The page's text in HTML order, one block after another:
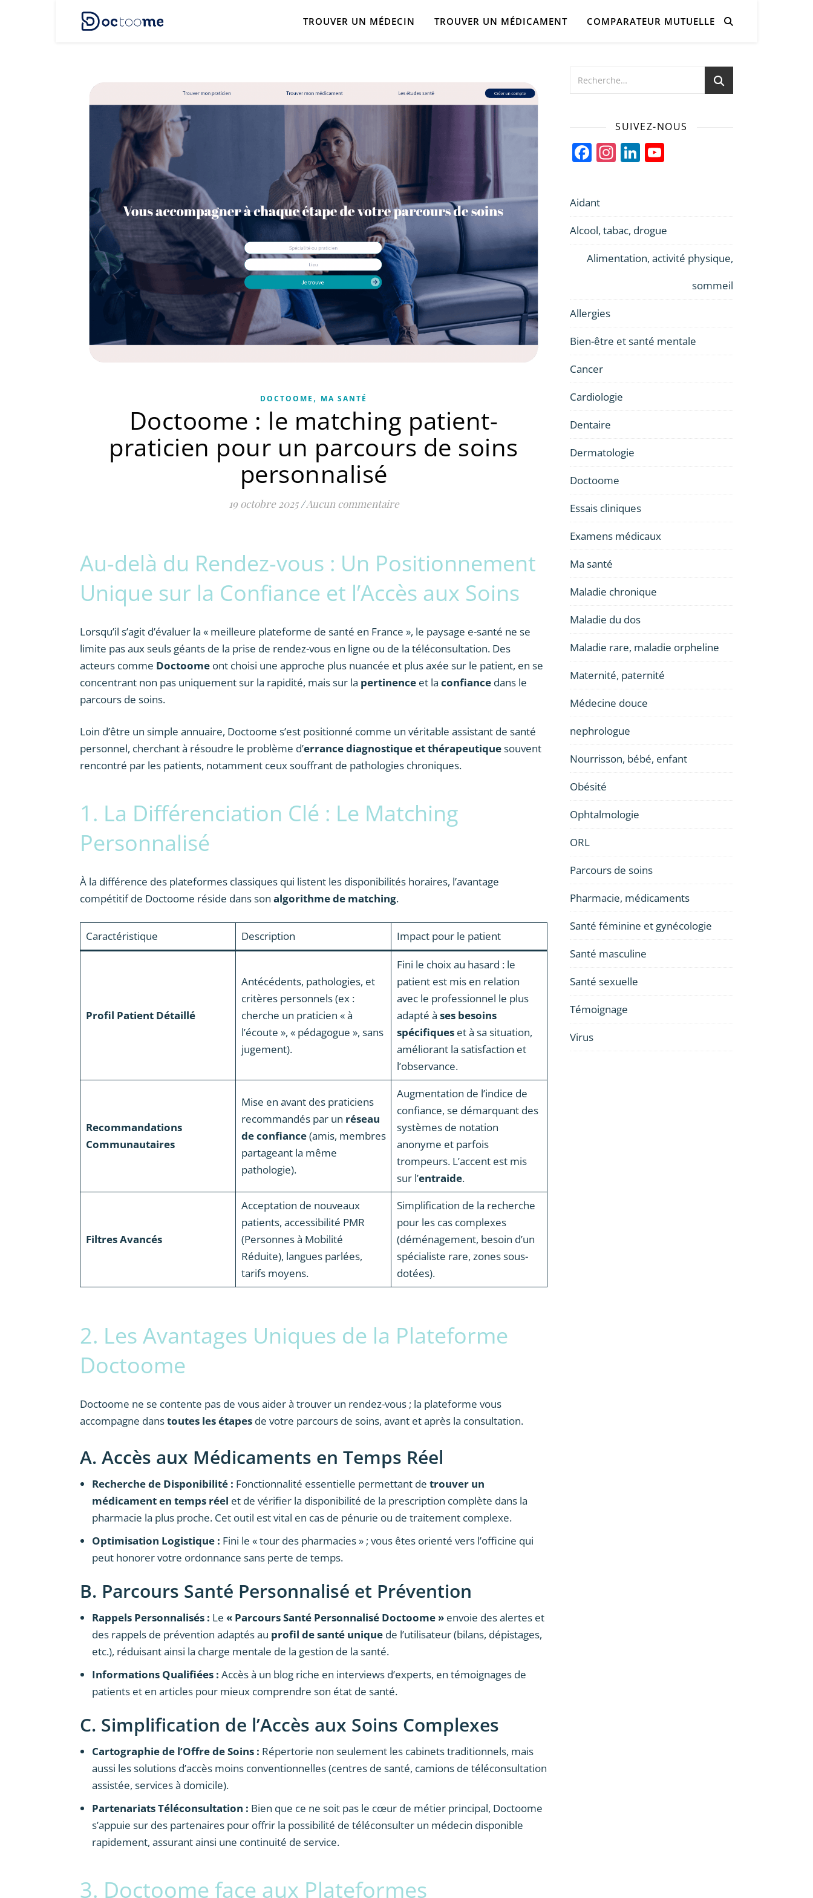
TROUVER UN MÉDECIN TROUVER UN MÉDICAMENT COMPARATEUR MUTUELLE
DOCTOOME , MA SANTÉ
Doctoome : le matching patient-
praticien pour un parcours de soins
personnalisé
19 octobre 2025 /Aucun commentaire
Au-delà du Rendez-vous : Un Positionnement
Unique sur la Confiance et l’Accès aux Soins
Lorsqu’il s’agit d’évaluer la « meilleure plateforme de santé en France », le paysage e-santé ne se
limite pas aux seuls géants de la prise de rendez-vous en ligne ou de la téléconsultation. Des
acteurs comme Doctoome ont choisi une approche plus nuancée et plus axée sur le patient, en se
concentrant non pas uniquement sur la rapidité, mais sur la pertinence et la confiance dans le
parcours de soins.
Loin d’être un simple annuaire, Doctoome s’est positionné comme un véritable assistant de santé
personnel, cherchant à résoudre le problème d’errance diagnostique et thérapeutiquesouvent
rencontré par les patients, notamment ceux souffrant de pathologies chroniques.
1. La Différenciation Clé : Le Matching
Personnalisé
À la différence des plateformes classiques qui listent les disponibilités horaires, l’avantage
compétitif de Doctoome réside dans son algorithme de matching.
Caractéristique Description Impact pour le patient
Profil Patient Détaillé
Antécédents, pathologies, et
critères personnels (ex :
cherche un praticien « à
l’écoute », « pédagogue », sans
jugement).
Fini le choix au hasard : le
patient est mis en relation
avec le professionnel le plus
adapté à ses besoins
spécifiqueset à sa situation,
améliorant la satisfaction et
l’observance.
Recommandations
Communautaires
Mise en avant des praticiens
recommandés par un réseau
de confiance(amis, membres
partageant la même
pathologie).
Augmentation de l’indice de
confiance, se démarquant des
systèmes de notation
anonyme et parfois
trompeurs. L’accent est mis
sur l’entraide.
Filtres Avancés
Acceptation de nouveaux
patients, accessibilité PMR
(Personnes à Mobilité
Réduite), langues parlées,
tarifs moyens.
Simplification de la recherche
pour les cas complexes
(déménagement, besoin d’un
spécialiste rare, zones sous-
dotées).
2. Les Avantages Uniques de la Plateforme
Doctoome
Doctoome ne se contente pas de vous aider à trouver un rendez-vous ; la plateforme vous
accompagne danstoutes les étapes de votre parcours de soins, avant et après la consultation.
A. Accès aux Médicaments en Temps Réel
Recherche de Disponibilité : Fonctionnalité essentielle permettant de trouver un
médicament en temps réel et de vérifier la disponibilité de la prescription complète dans la
pharmacie la plus proche. Cet outil est vital en cas de pénurie ou de traitement complexe.
Optimisation Logistique : Fini le « tour des pharmacies » ; vous êtes orienté vers l’officine qui
peut honorer votre ordonnance sans perte de temps.
B. Parcours Santé Personnalisé et Prévention
Rappels Personnalisés : Le « Parcours Santé Personnalisé Doctoome » envoie des alertes et
des rappels de prévention adaptés au profil de santé unique de l’utilisateur (bilans, dépistages,
etc.), réduisant ainsi la charge mentale de la gestion de la santé.
Informations Qualifiées : Accès à un blog riche en interviews d’experts, en témoignages de
patients et en articles pour mieux comprendre son état de santé.
C. Simplification de l’Accès aux Soins Complexes
Cartographie de l’Offre de Soins : Répertorie non seulement les cabinets traditionnels, mais
aussi les solutions d’accès moins conventionnelles (centres de santé, camions de téléconsultation
assistée, services à domicile).
Partenariats Téléconsultation : Bien que ce ne soit pas le cœur de métier principal, Doctoome
s’appuie sur des partenaires pour offrir la possibilité de téléconsulter un médecin disponible
rapidement, assurant ainsi une continuité de service.
3. Doctoome face aux Plateformes
SUIVEZ-NOUS
Facebook
Instagram
LinkedIn
Aidant
Alcool, tabac, drogue
Alimentation, activité physique,
sommeil
Allergies
Bien-être et santé mentale
Cancer
Cardiologie
Dentaire
Dermatologie
Doctoome
Essais cliniques
Examens médicaux
Ma santé
Maladie chronique
Maladie du dos
Maladie rare, maladie orpheline
Maternité, paternité
Médecine douce
nephrologue
Nourrisson, bébé, enfant
Obésité
Ophtalmologie
ORL
Parcours de soins
Pharmacie, médicaments
Santé féminine et gynécologie
Santé masculine
Santé sexuelle
Témoignage
Virus